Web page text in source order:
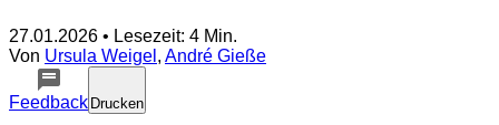
27.01.2026 • Lesezeit: 4 Min.
Von Ursula Weigel , André Gieße
Feedback Drucken